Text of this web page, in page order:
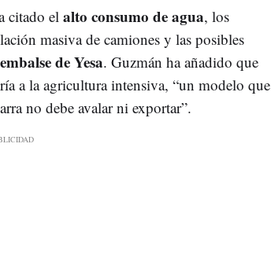
citado el alto consumo de agua, los
masiva de camiones y las posibles
embalse de Yesa. Guzmán ha añadido que
a la agricultura intensiva, “un modelo que
no debe avalar ni exportar”.